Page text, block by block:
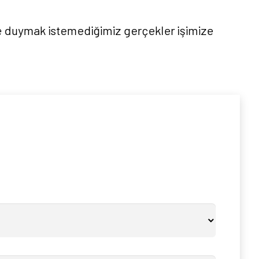
duymak istemediğimiz gerçekler işimize